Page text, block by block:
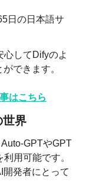
日の日本語サ
心してDifyのよ
できます。
はこちら
世界
GPTやGPT
用可能です。
開発者にとって